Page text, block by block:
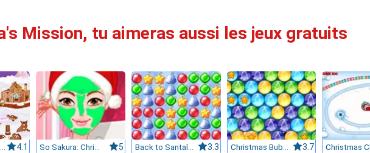
Mission, tu aimeras aussi les jeux gratuits
Baby Hazel: Gingerbread House 7516 4.1 So Sakura: Christmas 5 Back to Santaland: Merry Christmas 3.3 Christmas Bubbles 3.7 Christmas